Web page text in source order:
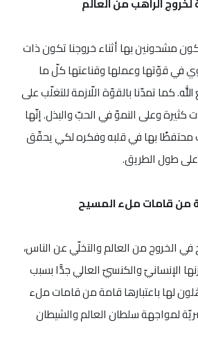
مشحونين بها أثناء خروجنا تكون ذات
في قوّتها وعملها وقناعتها كلّ ما
كما تمدّنا بالقوّة اللّازمة للتغلّب على
كثيرة وعلى النموّ في الحبّ والبذل. إنّها
محتفظًا بها في قلبه وفكره لكي يحقّق
على طول الطريق.
من قامات ملء المسيح
في الخروج من العالم والتخلّي عن الناس،
الإنسانيّ والكنسيّ العالي جدًّا بسبب
لها باعتبارها قامة من قامات ملء
لمواجهة سلطان العالم والشيطان